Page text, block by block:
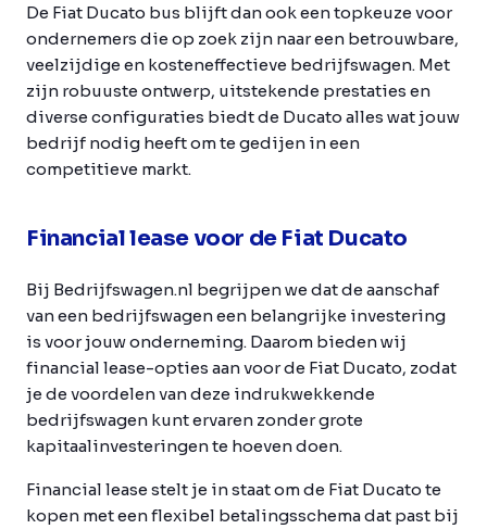
De Fiat Ducato bus blijft dan ook een topkeuze voor
ondernemers die op zoek zijn naar een betrouwbare,
veelzijdige en kosteneffectieve bedrijfswagen. Met
zijn robuuste ontwerp, uitstekende prestaties en
diverse configuraties biedt de Ducato alles wat jouw
bedrijf nodig heeft om te gedijen in een
competitieve markt.
Financial lease voor de Fiat Ducato
Bij Bedrijfswagen.nl begrijpen we dat de aanschaf
van een bedrijfswagen een belangrijke investering
is voor jouw onderneming. Daarom bieden wij
financial lease-opties aan voor de Fiat Ducato, zodat
je de voordelen van deze indrukwekkende
bedrijfswagen kunt ervaren zonder grote
kapitaalinvesteringen te hoeven doen.
Financial lease stelt je in staat om de Fiat Ducato te
kopen met een flexibel betalingsschema dat past bij